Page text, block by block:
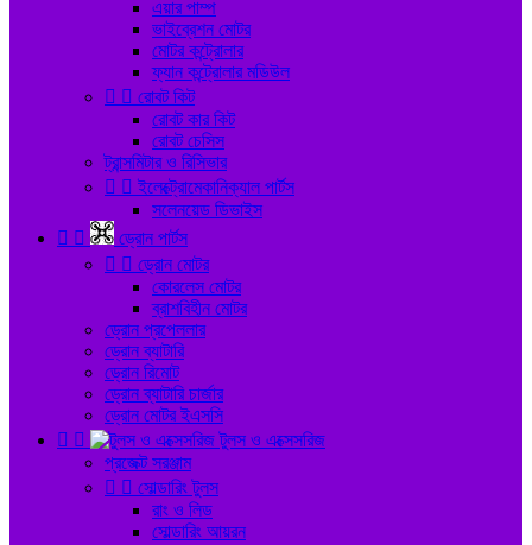
এয়ার পাম্প
ভাইব্রেশন মোটর
মোটর কন্ট্রোলার
ফ্যান কন্ট্রোলার মডিউল
  রোবট কিট
রোবট কার কিট
রোবট চেসিস
ট্রান্সমিটার ও রিসিভার
  ইলেক্ট্রোমেকানিক্যাল পার্টস
সলেনয়েড ডিভাইস
 
ড্রোন পার্টস
  ড্রোন মোটর
কোরলেস মোটর
ব্রাশবিহীন মোটর
ড্রোন প্রপেললার
ড্রোন ব্যাটারি
ড্রোন রিমোট
ড্রোন ব্যাটারি চার্জার
ড্রোন মোটর ইএসসি
 
টুলস ও এক্সেসরিজ
প্রজেক্ট সরঞ্জাম
  সোল্ডারিং টুলস
রাং ও লিড
সোল্ডারিং আয়রন